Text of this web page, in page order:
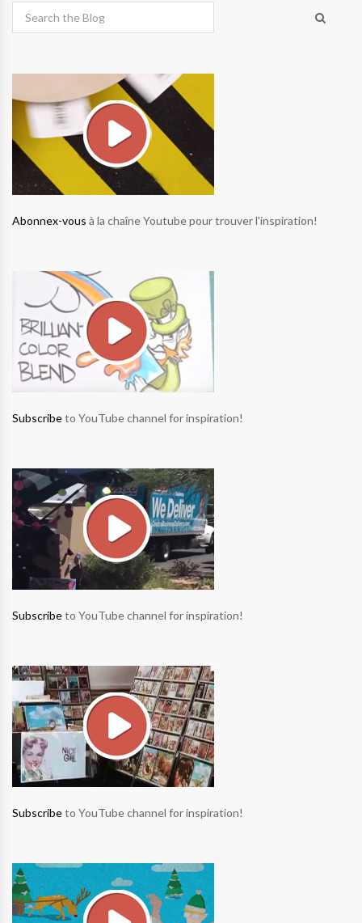
Abonnex-vous à la chaîne Youtube pour trouver l'inspiration!
Subscribeto YouTube channel for inspiration!
Subscribeto YouTube channel for inspiration!
Subscribeto YouTube channel for inspiration!